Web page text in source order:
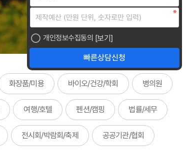
개인정보수집동의 [보기]
화장품/미용 바이오/건강/학회 병의원
여행/호텔 펜션/캠핑 법률/세무
전시회/박람회/축제 공공기관/협회